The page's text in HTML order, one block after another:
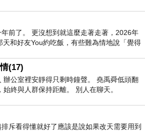
的情況就十分清楚了。因為她
岸一家親」，成為柯粉，實際
配」（柯非常親共）；自然無
「人權例外」的豁免義務條
，內政部用［國籍法］要求中
放棄雙重國籍，自然於法有
前了。 更沒想到就這麼走著走著，2026年
和好友You約吃飯，有些難為情地說「覺得
(17)
辦公室裡安靜得只剩時鐘聲。 堯禹舜低頭翻
終與人群保持距離。 別人在聊天。
斥看得懂就好了應該是說如果改天需要用到